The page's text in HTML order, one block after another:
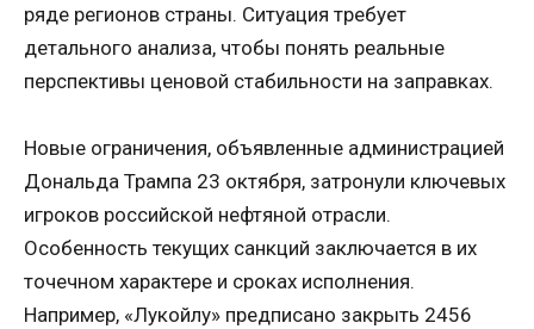
ряде регионов страны. Ситуация требует
детального анализа, чтобы понять реальные
перспективы ценовой стабильности на заправках.
Новые ограничения, объявленные администрацией
Дональда Трампа 23 октября, затронули ключевых
игроков российской нефтяной отрасли.
Особенность текущих санкций заключается в их
точечном характере и сроках исполнения.
Например, «Лукойлу» предписано закрыть 2456